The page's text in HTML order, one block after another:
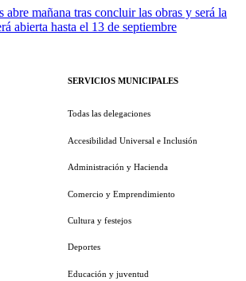
mañana tras concluir las obras y será la
abierta hasta el 13 de septiembre
SERVICIOS MUNICIPALES
Todas las delegaciones
Accesibilidad Universal e Inclusión
Administración y Hacienda
Comercio y Emprendimiento
Cultura y festejos
Deportes
Educación y juventud